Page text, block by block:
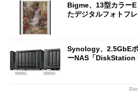
Bigme、13型カラー
たデジタルフォトフ
Synology、2.5GbE
ーNAS「DiskStation